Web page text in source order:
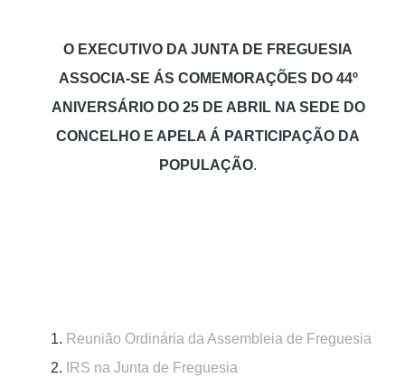
O EXECUTIVO DA JUNTA DE FREGUESIA
ASSOCIA-SE ÁS COMEMORAÇÕES DO 44º
ANIVERSÁRIO DO 25 DE ABRIL NA SEDE DO
CONCELHO E APELA Á PARTICIPAÇÃO DA
POPULAÇÃO.
Reunião Ordinária da Assembleia de Freguesia
IRS na Junta de Freguesia